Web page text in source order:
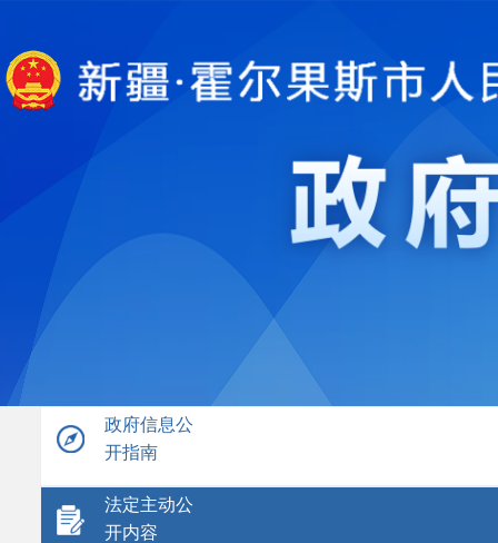
政府信息公
开指南
法定主动公
开内容